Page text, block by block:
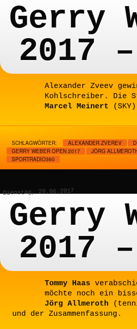
Gerry
2017
Alexander Zveev
Kohlschreiber. Die
Marcel Meinert
SCHLAGWÖRTER: ALEXANDER ZVEREV
GERRY WEBER OPEN 2017
JÖRG
SPORTRADIO360
Dienstag, 20.06.2017
Gerry
2017
Tommy Haas
möchte noch ein
Jörg Allmeroth
und der Zusammenfassung.